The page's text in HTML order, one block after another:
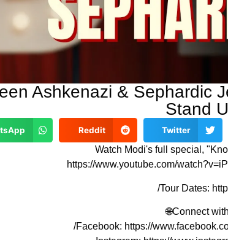
Ashkenazi & Sephardic
Stand
Twitter
Reddit
Watch Modi's full special,
https://www.youtube.com/